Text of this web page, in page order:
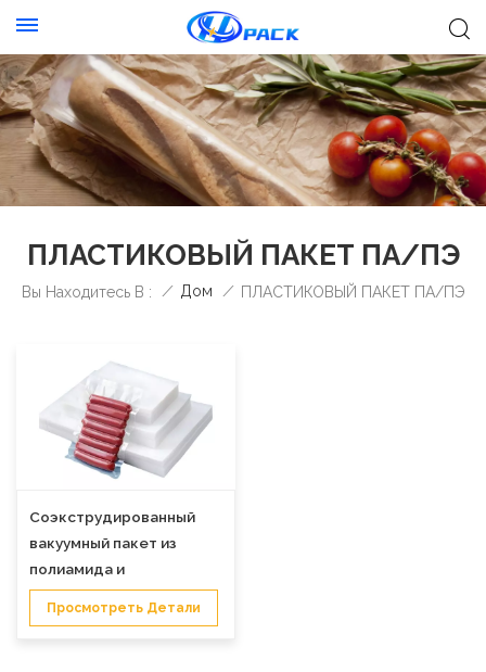
ПЛАСТИКОВЫЙ ПАКЕТ ПА/ПЭ
Вы Находитесь В : / Дом / ПЛАСТИКОВЫЙ ПАКЕТ ПА/ПЭ
Соэкструдированный
вакуумный пакет из
полиамида и
полиэтилена для
упаковки пищевых
Просмотреть Детали